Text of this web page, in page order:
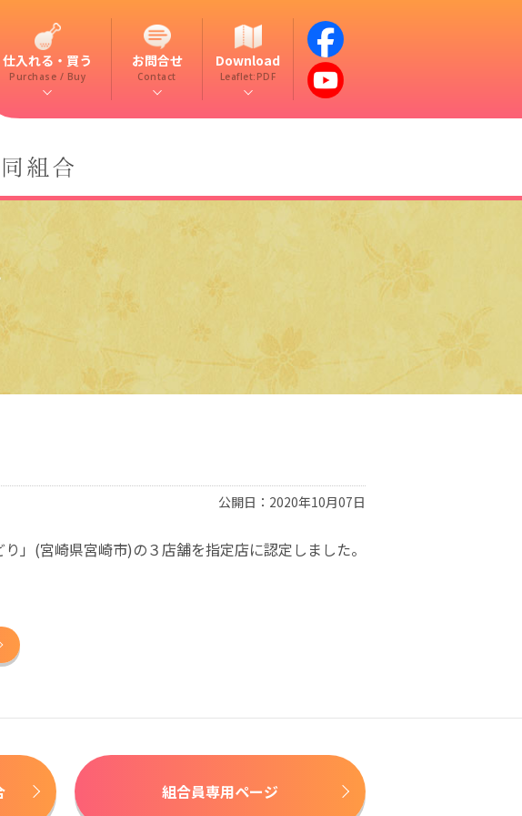
仕入れる・買う
Purchase / Buy
お問合せ
Contact
Download
Leaflet:PDF
公開日：2020年10月07日
」(宮崎県宮崎市)の３店舗を指定店に認定しました。
組合員専用ページ